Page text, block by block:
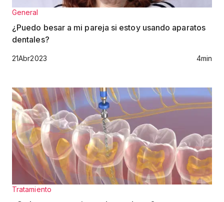
General
¿Puedo besar a mi pareja si estoy usando aparatos
dentales?
21Abr2023 4min
Tratamiento